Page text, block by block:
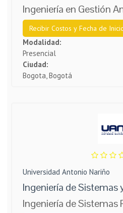
Ingeniería en Gestión
Recibir Costos y Fecha de
Modalidad:
Presencial
Ciudad:
Bogota, Bogotá
Universidad Antonio Nariño
Ingeniería de
Ingeniería de Sistemas